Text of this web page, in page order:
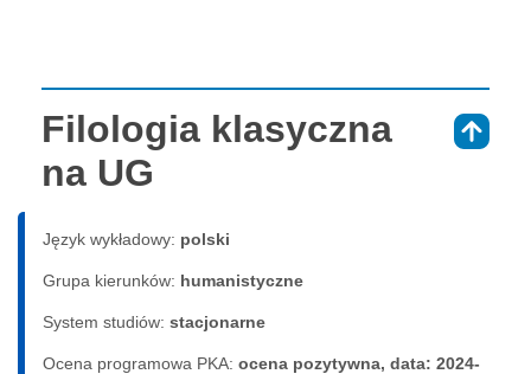
Filologia klasyczna
na UG
Język wykładowy: polski
Grupa kierunków: humanistyczne
System studiów: sta­cjo­nar­ne
Ocena programowa PKA: ocena pozytywna, data: 2024-